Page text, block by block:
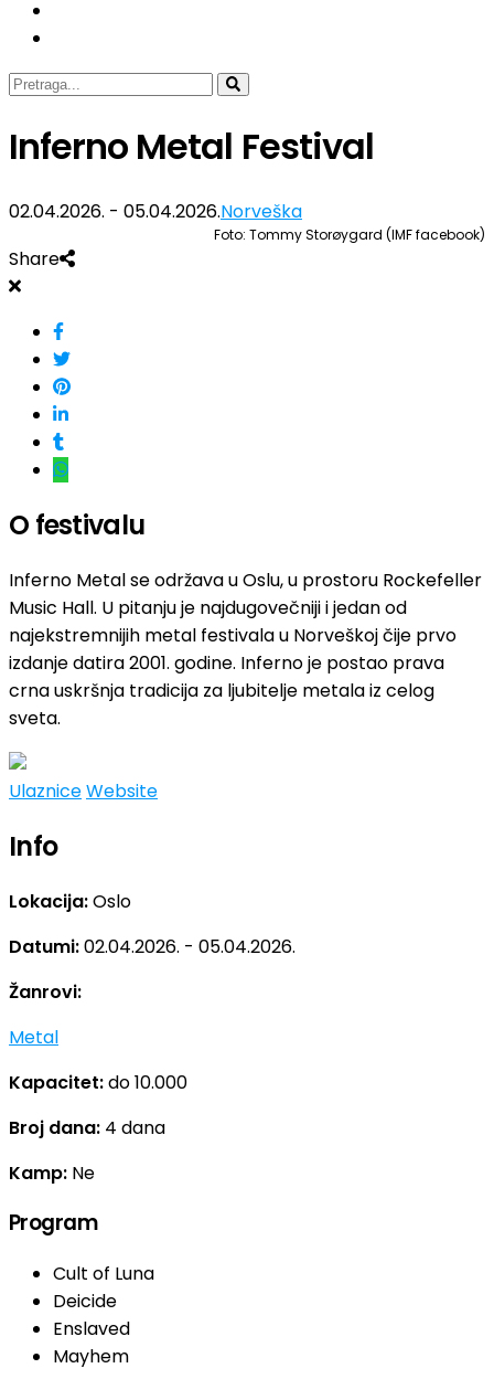
Inferno Metal Festival
02.04.2026. - 05.04.2026.Norveška
Foto: Tommy Storøygard (IMF facebook)
Share
O festivalu
Inferno Metal se održava u Oslu, u prostoru Rockefeller
Music Hall. U pitanju je najdugovečniji i jedan od
najekstremnijih metal festivala u Norveškoj čije prvo
izdanje datira 2001. godine. Inferno je postao prava
crna uskršnja tradicija za ljubitelje metala iz celog
sveta.
UlazniceWebsite
Info
Lokacija:Oslo
Datumi:02.04.2026. - 05.04.2026.
Žanrovi:
Metal
Kapacitet:do 10.000
Broj dana: 4 dana
Kamp: Ne
Program
Cult of Luna
Deicide
Enslaved
Mayhem